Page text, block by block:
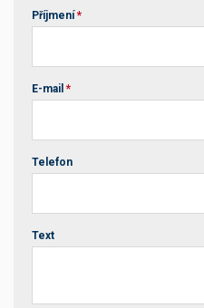
Příjmení *
E-mail *
Telefon
Text